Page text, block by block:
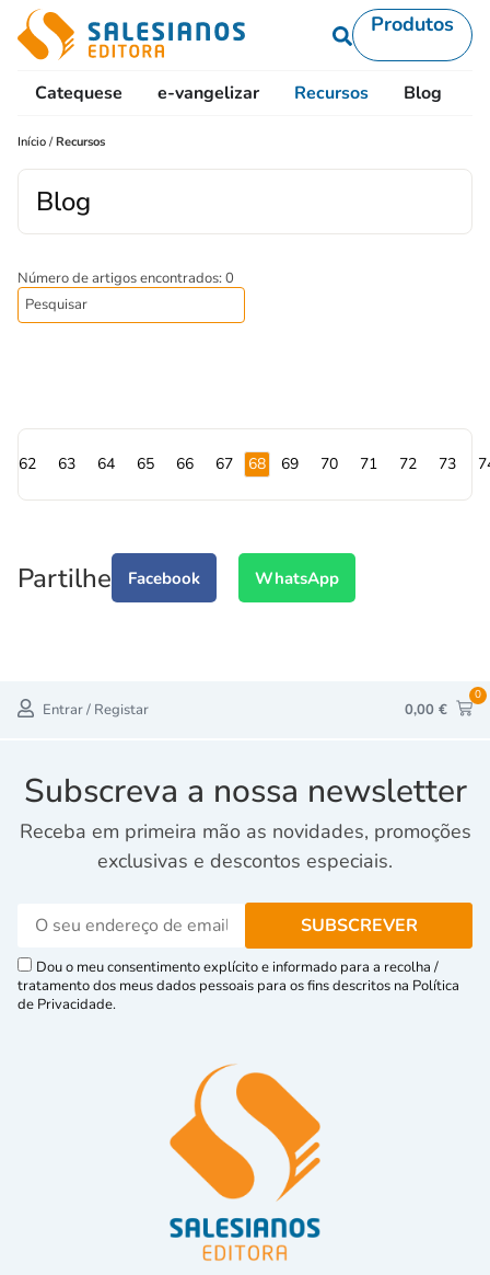
Produtos
Catequese e-vangelizar Recursos Blog
Início /Recursos
Blog
Número de artigos encontrados: 0
62 63 64 65 66 67 68 69 70 71 72 73
Partilhe Facebook WhatsApp
Entrar / Registar 0,00 €
0
Subscreva a nossa newsletter
Receba em primeira mão as novidades, promoções
exclusivas e descontos especiais.
Dou o meu consentimento explícito e informado para a recolha /
tratamento dos meus dados pessoais para os fins descritos na Política
de Privacidade.